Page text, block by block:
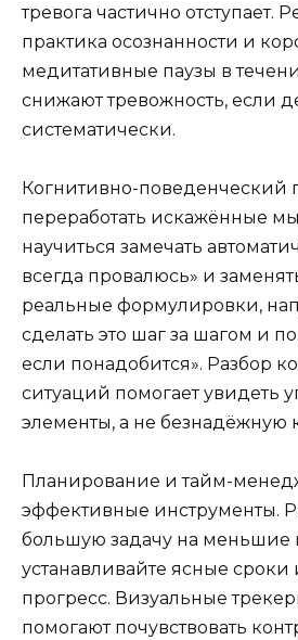
тревога частично отступает.
практика осознанности и
медитативные паузы в
снижают тревожность, если
систематически.
Когнитивно-поведенческий
переработать искажённые
научиться замечать
всегда провалюсь» и
реальные формулировки,
сделать это шаг за шагом и
если понадобится». Разбор
ситуаций помогает увидеть
элементы, а не безнадёжную
Планирование и тайм-
эффективные инструменты.
большую задачу на меньшие
устанавливайте ясные сроки
прогресс. Визуальные
помогают почувствовать